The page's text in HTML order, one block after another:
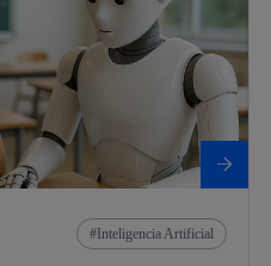
Inteligencia Artificial